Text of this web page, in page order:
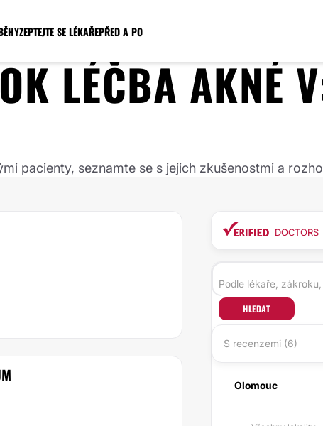
ZEPTEJTE SE LÉKAŘEPŘED A PO
LÉČBA AKNÉ
pacienty, seznamte se s jejich zkušenostmi a
DOCTORS
HLEDAT
S recenzemi (6)
Olomouc